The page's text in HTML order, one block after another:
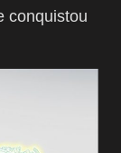
conquistou